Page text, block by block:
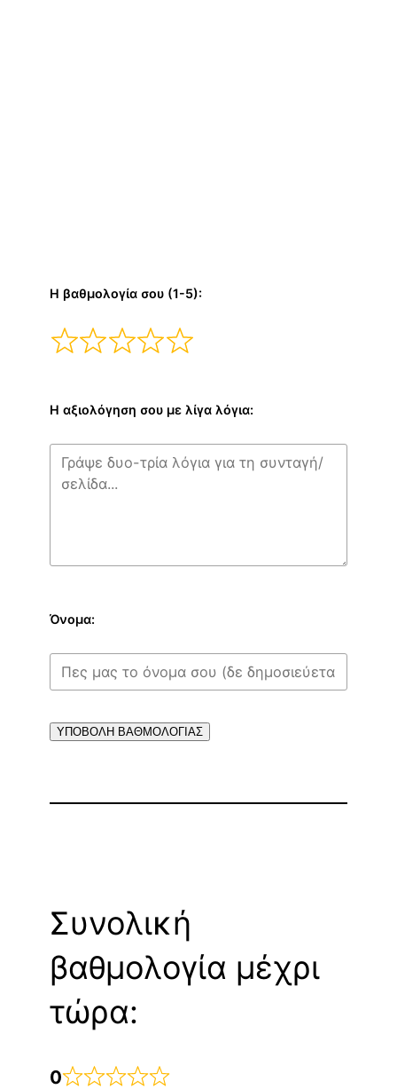
Η βαθμολογία σου (1-5):
Η αξιολόγηση σου με λίγα λόγια:
Όνομα:
ΥΠΟΒΟΛΗ ΒΑΘΜΟΛΟΓΙΑΣ
Συνολική
βαθμολογία μέχρι
τώρα:
0